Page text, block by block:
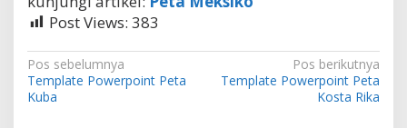
Post Views: 383
N
a
Pos sebelumnya
Template Powerpoint Peta
Kuba
Pos berikutnya
Template Powerpoint Peta
Kosta Rika